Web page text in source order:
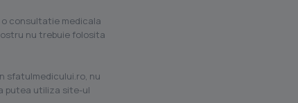
consultatie medicala
nu trebuie folosita
sfatulmedicului.ro, nu
putea utiliza site-ul